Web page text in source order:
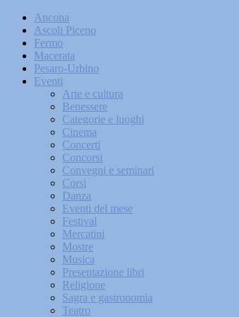
Ancona
Ascoli Piceno
Fermo
Macerata
Pesaro-Urbino
Eventi
Arte e cultura
Benessere
Categorie e luoghi
Cinema
Concerti
Concorsi
Convegni e seminari
Corsi
Danza
Eventi del mese
Festival
Mercatini
Mostre
Musica
Presentazione libri
Religione
Sagra e gastronomia
Teatro